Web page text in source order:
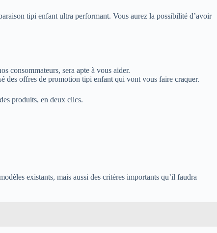
tipi enfant ultra performant. Vous aurez la possibilité d’avoir
consommateurs, sera apte à vous aider.
des offres de promotion tipi enfant qui vont vous faire craquer.
produits, en deux clics.
existants, mais aussi des critères importants qu’il faudra